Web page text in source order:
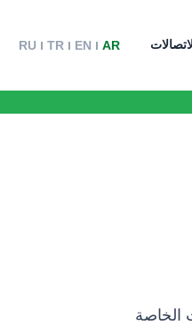
AR
EN
TR
RU
الخاصة